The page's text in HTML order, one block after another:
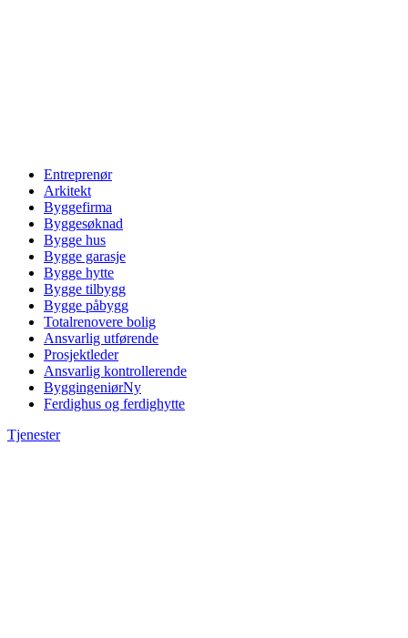
Entreprenør
Arkitekt
Byggefirma
Byggesøknad
Bygge hus
Bygge garasje
Bygge hytte
Bygge tilbygg
Bygge påbygg
Totalrenovere bolig
Ansvarlig utførende
Prosjektleder
Ansvarlig kontrollerende
ByggingeniørNy
Ferdighus og ferdighytte
Tjenester